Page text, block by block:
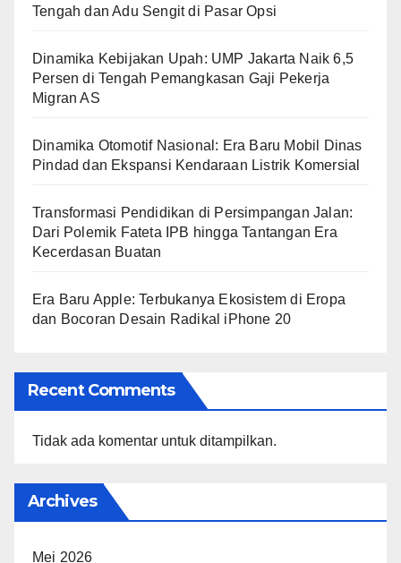
Tengah dan Adu Sengit di Pasar Opsi
Dinamika Kebijakan Upah: UMP Jakarta Naik 6,5
Persen di Tengah Pemangkasan Gaji Pekerja
Migran AS
Dinamika Otomotif Nasional: Era Baru Mobil Dinas
Pindad dan Ekspansi Kendaraan Listrik Komersial
Transformasi Pendidikan di Persimpangan Jalan:
Dari Polemik Fateta IPB hingga Tantangan Era
Kecerdasan Buatan
Era Baru Apple: Terbukanya Ekosistem di Eropa
dan Bocoran Desain Radikal iPhone 20
Recent Comments
Tidak ada komentar untuk ditampilkan.
Archives
Mei 2026